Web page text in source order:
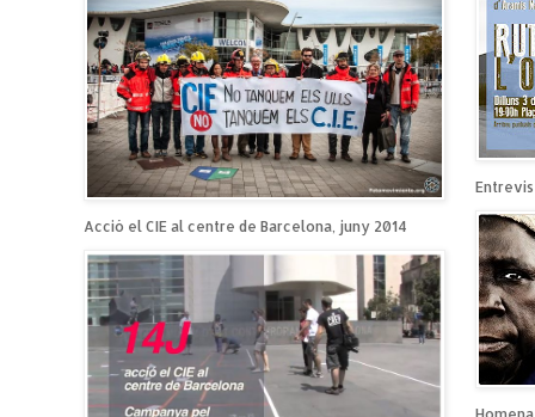
Acció el CIE al centre de Barcelona, juny 2014